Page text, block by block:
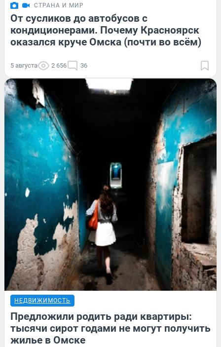
СТРАНА И МИР
От сусликов до автобусов с
кондиционерами. Почему Красноярск
оказался круче Омска (почти во всём)
5 августа 2 656 36
НЕДВИЖИМОСТЬ
Предложили родить ради квартиры:
тысячи сирот годами не могут получить
жилье в Омске